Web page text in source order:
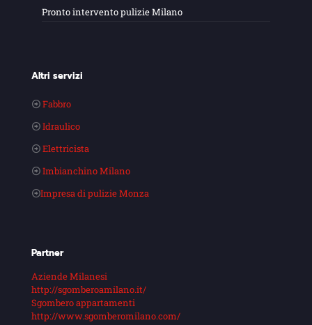
Pronto intervento pulizie Milano
Altri servizi
Fabbro
Idraulico
Elettricista
Imbianchino Milano
Impresa di pulizie Monza
Partner
Aziende Milanesi
http://sgomberoamilano.it/
Sgombero appartamenti
http://www.sgomberomilano.com/